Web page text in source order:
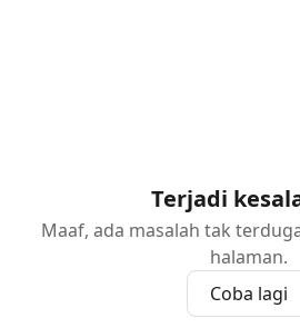
Terjadi
Maaf, ada masalah tak
halaman.
Coba lagi